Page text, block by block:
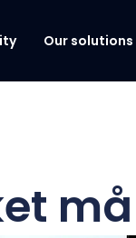
Our solutions